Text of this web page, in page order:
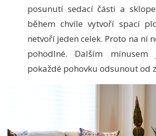
posunutí sedací části a
během chvíle vytvoří spací
netvoří jeden celek. Proto na ní
pohodlné. Dalším
pokaždé pohovku odsunout od